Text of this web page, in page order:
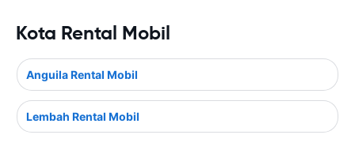
Kota Rental Mobil
Anguila Rental Mobil
Lembah Rental Mobil